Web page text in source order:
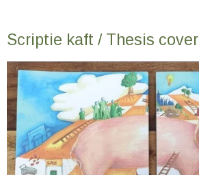
Scriptie kaft / Thesis cover